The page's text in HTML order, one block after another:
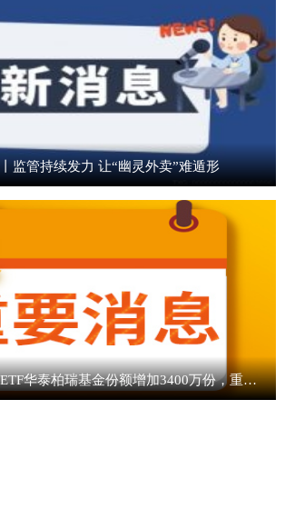
监管持续发力 让“幽灵外卖”难遁形
6月12日航空航天ETF华泰柏瑞基金份额增加3400万份，重仓股航发动力、航天电子、中国卫星